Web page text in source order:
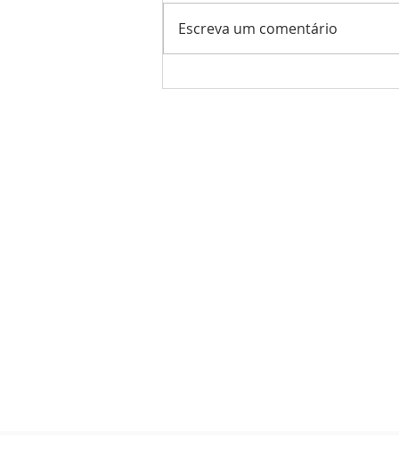
Reunidos pela cruz
Escreva um comentário